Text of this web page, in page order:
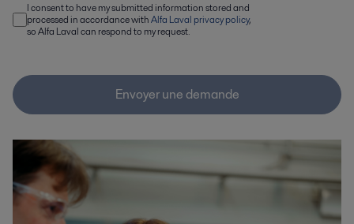
I consent to have my submitted information stored and
processed in accordance withAlfa Laval privacy policy,
so Alfa Laval can respond to my request.
Envoyer une demande